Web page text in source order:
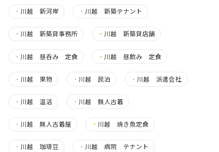
・ 川越 新河岸 ・ 川越 新築テナント
・ 川越 新築貸事務所 ・ 川越 新築貸店舗
・ 川越 昼呑み 定食 ・ 川越 昼飲み 定食
・ 川越 果物 ・ 川越 民泊 ・ 川越 派遣会社
・ 川越 温活 ・ 川越 無人古着
・ 川越 無人古着屋 ・ 川越 焼き魚定食
・ 川越 珈琲豆 ・ 川越 病院 テナント